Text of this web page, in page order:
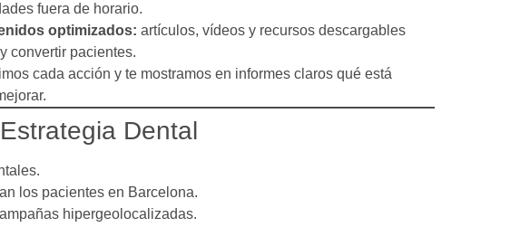
fuera de horario.
optimizados: artículos, vídeos y recursos descargables
convertir pacientes.
cada acción y te mostramos en informes claros qué está
Dental
los pacientes en Barcelona.
hipergeolocalizadas.